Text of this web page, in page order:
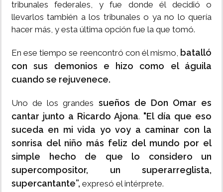
tribunales federales, y fue donde él decidió o
llevarlos también a los tribunales o ya no lo quería
hacer más, y esta última opción fue la que tomó.
En ese tiempo se reencontró con él mismo, batalló
con sus demonios e hizo como el águila
cuando se rejuvenece.
Uno de los grandes sueños de Don Omar es
cantar junto a Ricardo Ajona. "El día que eso
suceda en mi vida yo voy a caminar con la
sonrisa del niño más feliz del mundo por el
simple hecho de que lo considero un
supercompositor, un superarreglista,
supercantante”, expresó el intérprete.